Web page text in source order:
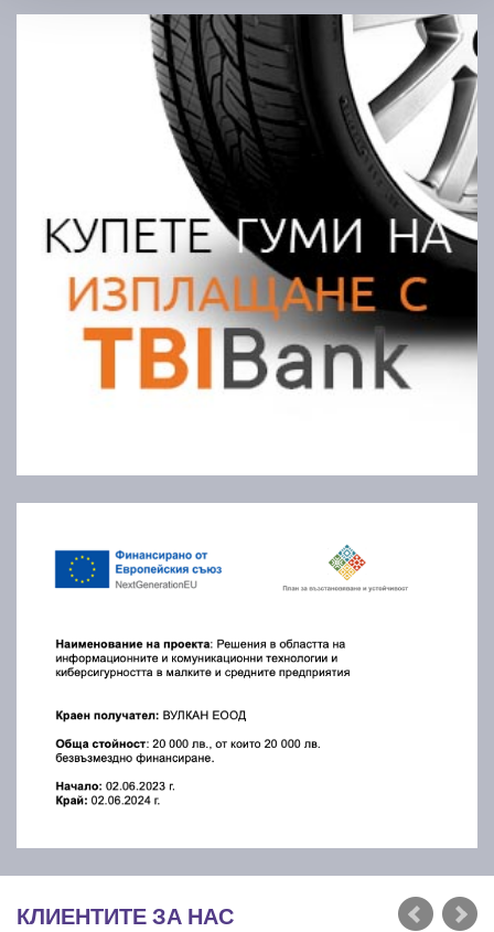
КЛИЕНТИТЕ ЗА НАС